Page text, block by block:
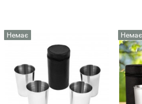
Немає Немає